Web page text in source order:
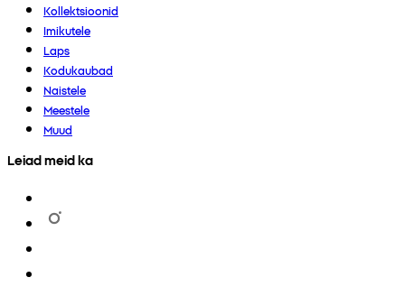
Kollektsioonid
Imikutele
Laps
Kodukaubad
Naistele
Meestele
Muud
Leiad meid ka